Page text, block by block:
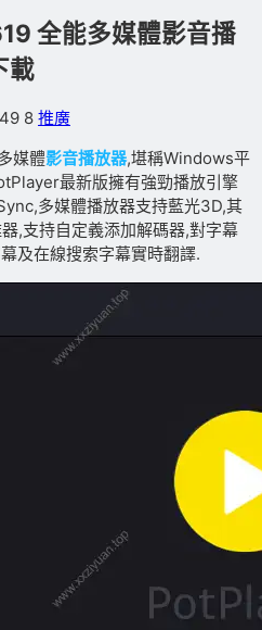
全能多媒體影音播
載
8 推廣
媒體影音播放器,堪稱Windows平
最新版擁有強勁播放引擎
多媒體播放器支持藍光3D,其
,支持自定義添加解碼器,對字幕
及在線搜索字幕實時翻譯.